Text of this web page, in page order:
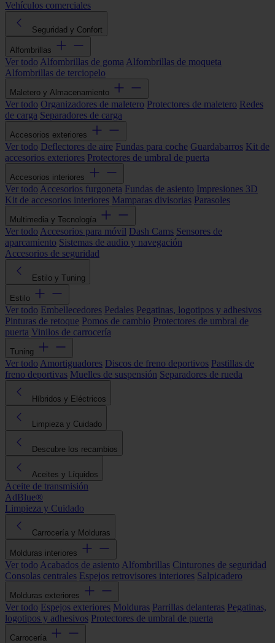
Vehículos comerciales
Seguridad y Confort
Alfombrillas
Ver todo Alfombrillas de goma Alfombrillas de moqueta
Alfombrillas de terciopelo
Maletero y Almacenamiento
Ver todo Organizadores de maletero Protectores de maletero Redes
de carga Separadores de carga
Accesorios exteriores
Ver todo Deflectores de aire Fundas para coche Guardabarros Kit de
accesorios exteriores Protectores de umbral de puerta
Accesorios interiores
Ver todo Accesorios furgoneta Fundas de asiento Impresiones 3D
Kit de accesorios interiores Mamparas divisorias Parasoles
Multimedia y Tecnología
Ver todo Accesorios para móvil Dash Cams Sensores de
aparcamiento Sistemas de audio y navegación
Accesorios de seguridad
Estilo y Tuning
Estilo
Ver todo Embellecedores Pedales Pegatinas, logotipos y adhesivos
Pinturas de retoque Pomos de cambio Protectores de umbral de
puerta Vinilos de carrocería
Tuning
Ver todo Amortiguadores Discos de freno deportivos Pastillas de
freno deportivas Muelles de suspensión Separadores de rueda
Híbridos y Eléctricos
Limpieza y Cuidado
Descubre los recambios
Aceites y Líquidos
Aceite de transmisión
AdBlue®
Limpieza y Cuidado
Carrocería y Molduras
Molduras interiores
Ver todo Acabados de asiento Alfombrillas Cinturones de seguridad
Consolas centrales Espejos retrovisores interiores Salpicadero
Molduras exteriores
Ver todo Espejos exteriores Molduras Parrillas delanteras Pegatinas,
logotipos y adhesivos Protectores de umbral de puerta
Carrocería